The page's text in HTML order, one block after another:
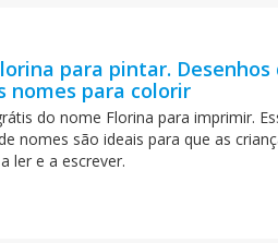
para pintar. Desenhos
nomes para colorir
do nome Florina para imprimir.
nomes são ideais para que as
ler e a escrever.